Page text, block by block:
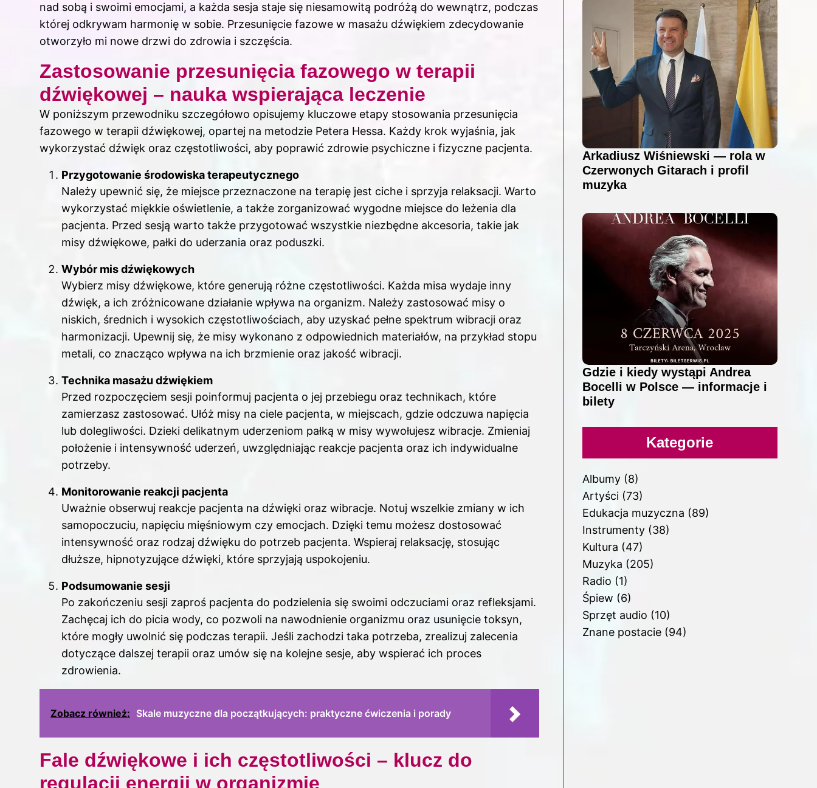
nad sobą i swoimi emocjami, a każda sesja staje się niesamowitą podróżą do wewnątrz, podczas
której odkrywam harmonię w sobie. Przesunięcie fazowe w masażu dźwiękiem zdecydowanie
otworzyło mi nowe drzwi do zdrowia i szczęścia.
Zastosowanie przesunięcia fazowego w terapii
dźwiękowej – nauka wspierająca leczenie
W poniższym przewodniku szczegółowo opisujemy kluczowe etapy stosowania przesunięcia
fazowego w terapii dźwiękowej, opartej na metodzie Petera Hessa. Każdy krok wyjaśnia, jak
wykorzystać dźwięk oraz częstotliwości, aby poprawić zdrowie psychiczne i fizyczne pacjenta.
Przygotowanie środowiska terapeutycznego
Należy upewnić się, że miejsce przeznaczone na terapię jest ciche i sprzyja relaksacji. Warto
wykorzystać miękkie oświetlenie, a także zorganizować wygodne miejsce do leżenia dla
pacjenta. Przed sesją warto także przygotować wszystkie niezbędne akcesoria, takie jak
misy dźwiękowe, pałki do uderzania oraz poduszki.
Wybór mis dźwiękowych
Wybierz misy dźwiękowe, które generują różne częstotliwości. Każda misa wydaje inny
dźwięk, a ich zróżnicowane działanie wpływa na organizm. Należy zastosować misy o
niskich, średnich i wysokich częstotliwościach, aby uzyskać pełne spektrum wibracji oraz
harmonizacji. Upewnij się, że misy wykonano z odpowiednich materiałów, na przykład stopu
metali, co znacząco wpływa na ich brzmienie oraz jakość wibracji.
Technika masażu dźwiękiem
Przed rozpoczęciem sesji poinformuj pacjenta o jej przebiegu oraz technikach, które
zamierzasz zastosować. Ułóż misy na ciele pacjenta, w miejscach, gdzie odczuwa napięcia
lub dolegliwości. Dzieki delikatnym uderzeniom pałką w misy wywołujesz wibracje. Zmieniaj
położenie i intensywność uderzeń, uwzględniając reakcje pacjenta oraz ich indywidualne
potrzeby.
Monitorowanie reakcji pacjenta
Uważnie obserwuj reakcje pacjenta na dźwięki oraz wibracje. Notuj wszelkie zmiany w ich
samopoczuciu, napięciu mięśniowym czy emocjach. Dzięki temu możesz dostosować
intensywność oraz rodzaj dźwięku do potrzeb pacjenta. Wspieraj relaksację, stosując
dłuższe, hipnotyzujące dźwięki, które sprzyjają uspokojeniu.
Podsumowanie sesji
Po zakończeniu sesji zaproś pacjenta do podzielenia się swoimi odczuciami oraz refleksjami.
Zachęcaj ich do picia wody, co pozwoli na nawodnienie organizmu oraz usunięcie toksyn,
które mogły uwolnić się podczas terapii. Jeśli zachodzi taka potrzeba, zrealizuj zalecenia
dotyczące dalszej terapii oraz umów się na kolejne sesje, aby wspierać ich proces
zdrowienia.
Zobacz również: Skale muzyczne dla początkujących: praktyczne ćwiczenia i porady
Fale dźwiękowe i ich częstotliwości – klucz do
regulacji energii w organizmie
Arkadiusz Wiśniewski — rola w
Czerwonych Gitarach i profil
muzyka
Gdzie i kiedy wystąpi Andrea
Bocelli w Polsce — informacje i
bilety
Kategorie
Albumy(8)
Artyści(73)
Edukacja muzyczna (89)
Instrumenty(38)
Kultura (47)
Muzyka (205)
Radio (1)
Śpiew (6)
Sprzęt audio (10)
Znane postacie(94)